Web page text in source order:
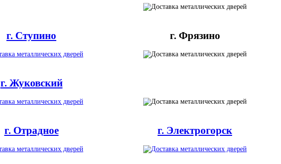
г. Ступино г. Фрязино
г. Жуковский
г. Отрадное г. Электрогорск